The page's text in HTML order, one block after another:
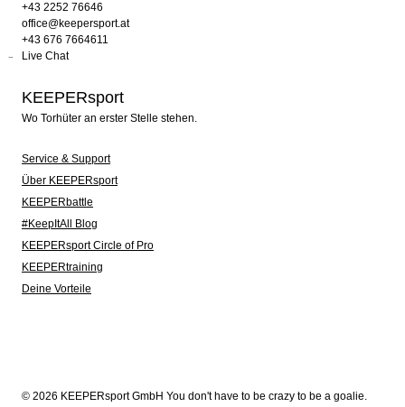
+43 2252 76646
office@keepersport.at
+43 676 7664611
Live Chat
KEEPERsport
Wo Torhüter an erster Stelle stehen.
Service & Support
Über KEEPERsport
KEEPERbattle
#KeepItAll Blog
KEEPERsport Circle of Pro
KEEPERtraining
Deine Vorteile
© 2026 KEEPERsport GmbH You don't have to be crazy to be a goalie.